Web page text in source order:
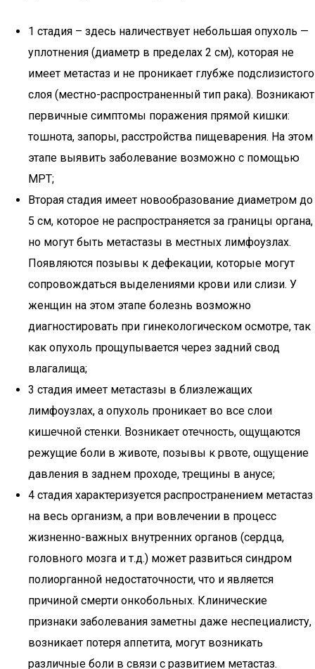
1 стадия – здесь наличествует небольшая опухоль —
уплотнения (диаметр в пределах 2 см), которая не
имеет метастаз и не проникает глубже подслизистого
слоя (местно-распространенный тип рака). Возникают
первичные симптомы поражения прямой кишки:
тошнота, запоры, расстройства пищеварения. На этом
этапе выявить заболевание возможно с помощью
МРТ;
Вторая стадия имеет новообразование диаметром до
5 см, которое не распространяется за границы органа,
но могут быть метастазы в местных лимфоузлах.
Появляются позывы к дефекации, которые могут
сопровождаться выделениями крови или слизи. У
женщин на этом этапе болезнь возможно
диагностировать при гинекологическом осмотре, так
как опухоль прощупывается через задний свод
влагалища;
3 стадия имеет метастазы в близлежащих
лимфоузлах, а опухоль проникает во все слои
кишечной стенки. Возникает отечность, ощущаются
режущие боли в животе, позывы к рвоте, ощущение
давления в заднем проходе, трещины в анусе;
4 стадия характеризуется распространением метастаз
на весь организм, а при вовлечении в процесс
жизненно-важных внутренних органов (сердца,
головного мозга и т.д.) может развиться синдром
полиорганной недостаточности, что и является
причиной смерти онкобольных. Клинические
признаки заболевания заметны даже неспециалисту,
возникает потеря аппетита, могут возникать
различные боли в связи с развитием метастаз.